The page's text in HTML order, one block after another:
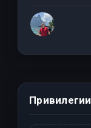
Привилегии